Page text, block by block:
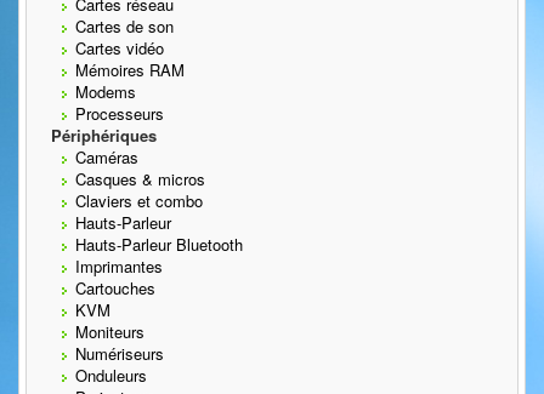
Cartes de son
Cartes vidéo
Mémoires RAM
Modems
Processeurs
Périphériques
Caméras
Casques & micros
Claviers et combo
Hauts-Parleur
Hauts-Parleur Bluetooth
Imprimantes
Cartouches
KVM
Moniteurs
Numériseurs
Onduleurs